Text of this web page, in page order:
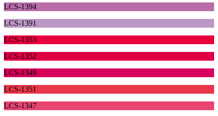
LCS-1394
LCS-1391
LCS-1353
LCS-1352
LCS-1349
LCS-1351
LCS-1347